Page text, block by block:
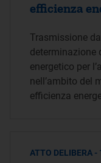
efficienza
Trasmissione
determinazione
energetico per
nell’ambito del
efficienza
ATTO DELIBERA